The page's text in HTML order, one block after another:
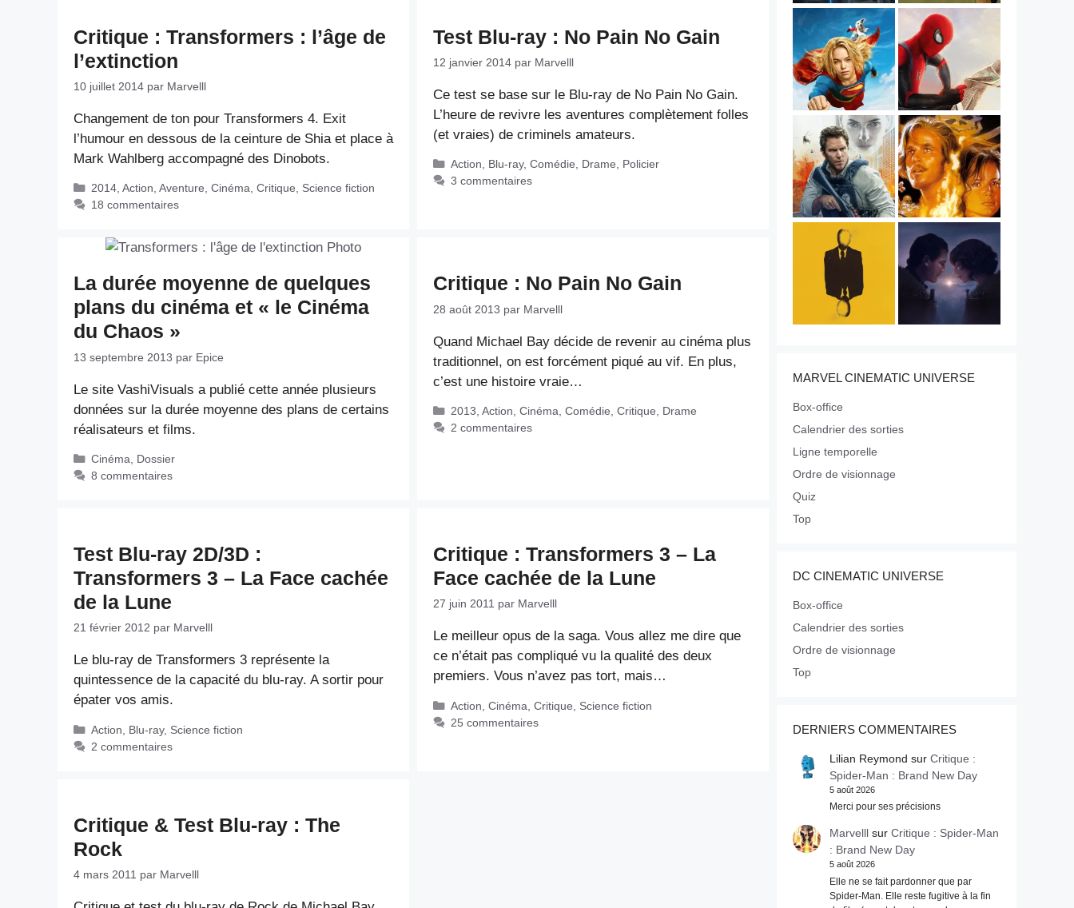
Critique : Transformers : l’âge de
l’extinction
10 juillet 2014 par Marvelll
Changement de ton pour Transformers 4. Exit
l’humour en dessous de la ceinture de Shia et place à
Mark Wahlberg accompagné des Dinobots.
Catégories
2014, Action, Aventure, Cinéma, Critique, Science fiction
18 commentaires
Test Blu-ray : No Pain No Gain
12 janvier 2014 par Marvelll
Ce test se base sur le Blu-ray de No Pain No Gain.
L’heure de revivre les aventures complètement folles
(et vraies) de criminels amateurs.
Catégories
Action, Blu-ray, Comédie, Drame, Policier
3 commentaires
La durée moyenne de quelques
plans du cinéma et « le Cinéma
du Chaos »
13 septembre 2013 par Epice
Le site VashiVisuals a publié cette année plusieurs
données sur la durée moyenne des plans de certains
réalisateurs et films.
Catégories
Cinéma
Dossier
8 commentaires
Critique : No Pain No Gain
28 août 2013 par Marvelll
Quand Michael Bay décide de revenir au cinéma plus
traditionnel, on est forcément piqué au vif. En plus,
c’est une histoire vraie…
Catégories
2013 Action Cinéma Comédie Critique
Drame
2 commentaires
Test Blu-ray 2D/3D :
Transformers 3 – La Face cachée
de la Lune
21 février 2012 par Marvelll
Le blu-ray de Transformers 3 représente la
quintessence de la capacité du blu-ray. A sortir pour
épater vos amis.
Catégories
Action Blu-ray, Science fiction
2 commentaires
Critique : Transformers 3 – La
Face cachée de la Lune
27 juin 2011 par Marvelll
Le meilleur opus de la saga. Vous allez me dire que
ce n’était pas compliqué vu la qualité des deux
premiers. Vous n’avez pas tort, mais…
Catégories
Action Cinéma Critique
Science fiction
25 commentaires
Critique & Test Blu-ray : The
Rock
4 mars 2011 par Marvelll
MARVEL CINEMATIC UNIVERSE
Box-office
Calendrier des sorties
Ligne temporelle
Ordre de visionnage
Quiz
Top
DC CINEMATIC UNIVERSE
Box-office
Calendrier des sorties
Ordre de visionnage
Top
DERNIERS COMMENTAIRES
Lilian Reymond sur Critique :
Spider-Man : Brand New Day
5 août 2026
Merci pour ses précisions
Marvelllsur Critique : Spider-Man
: Brand New Day
5 août 2026
Elle ne se fait pardonner que par
Spider-Man. Elle reste fugitive à la fin